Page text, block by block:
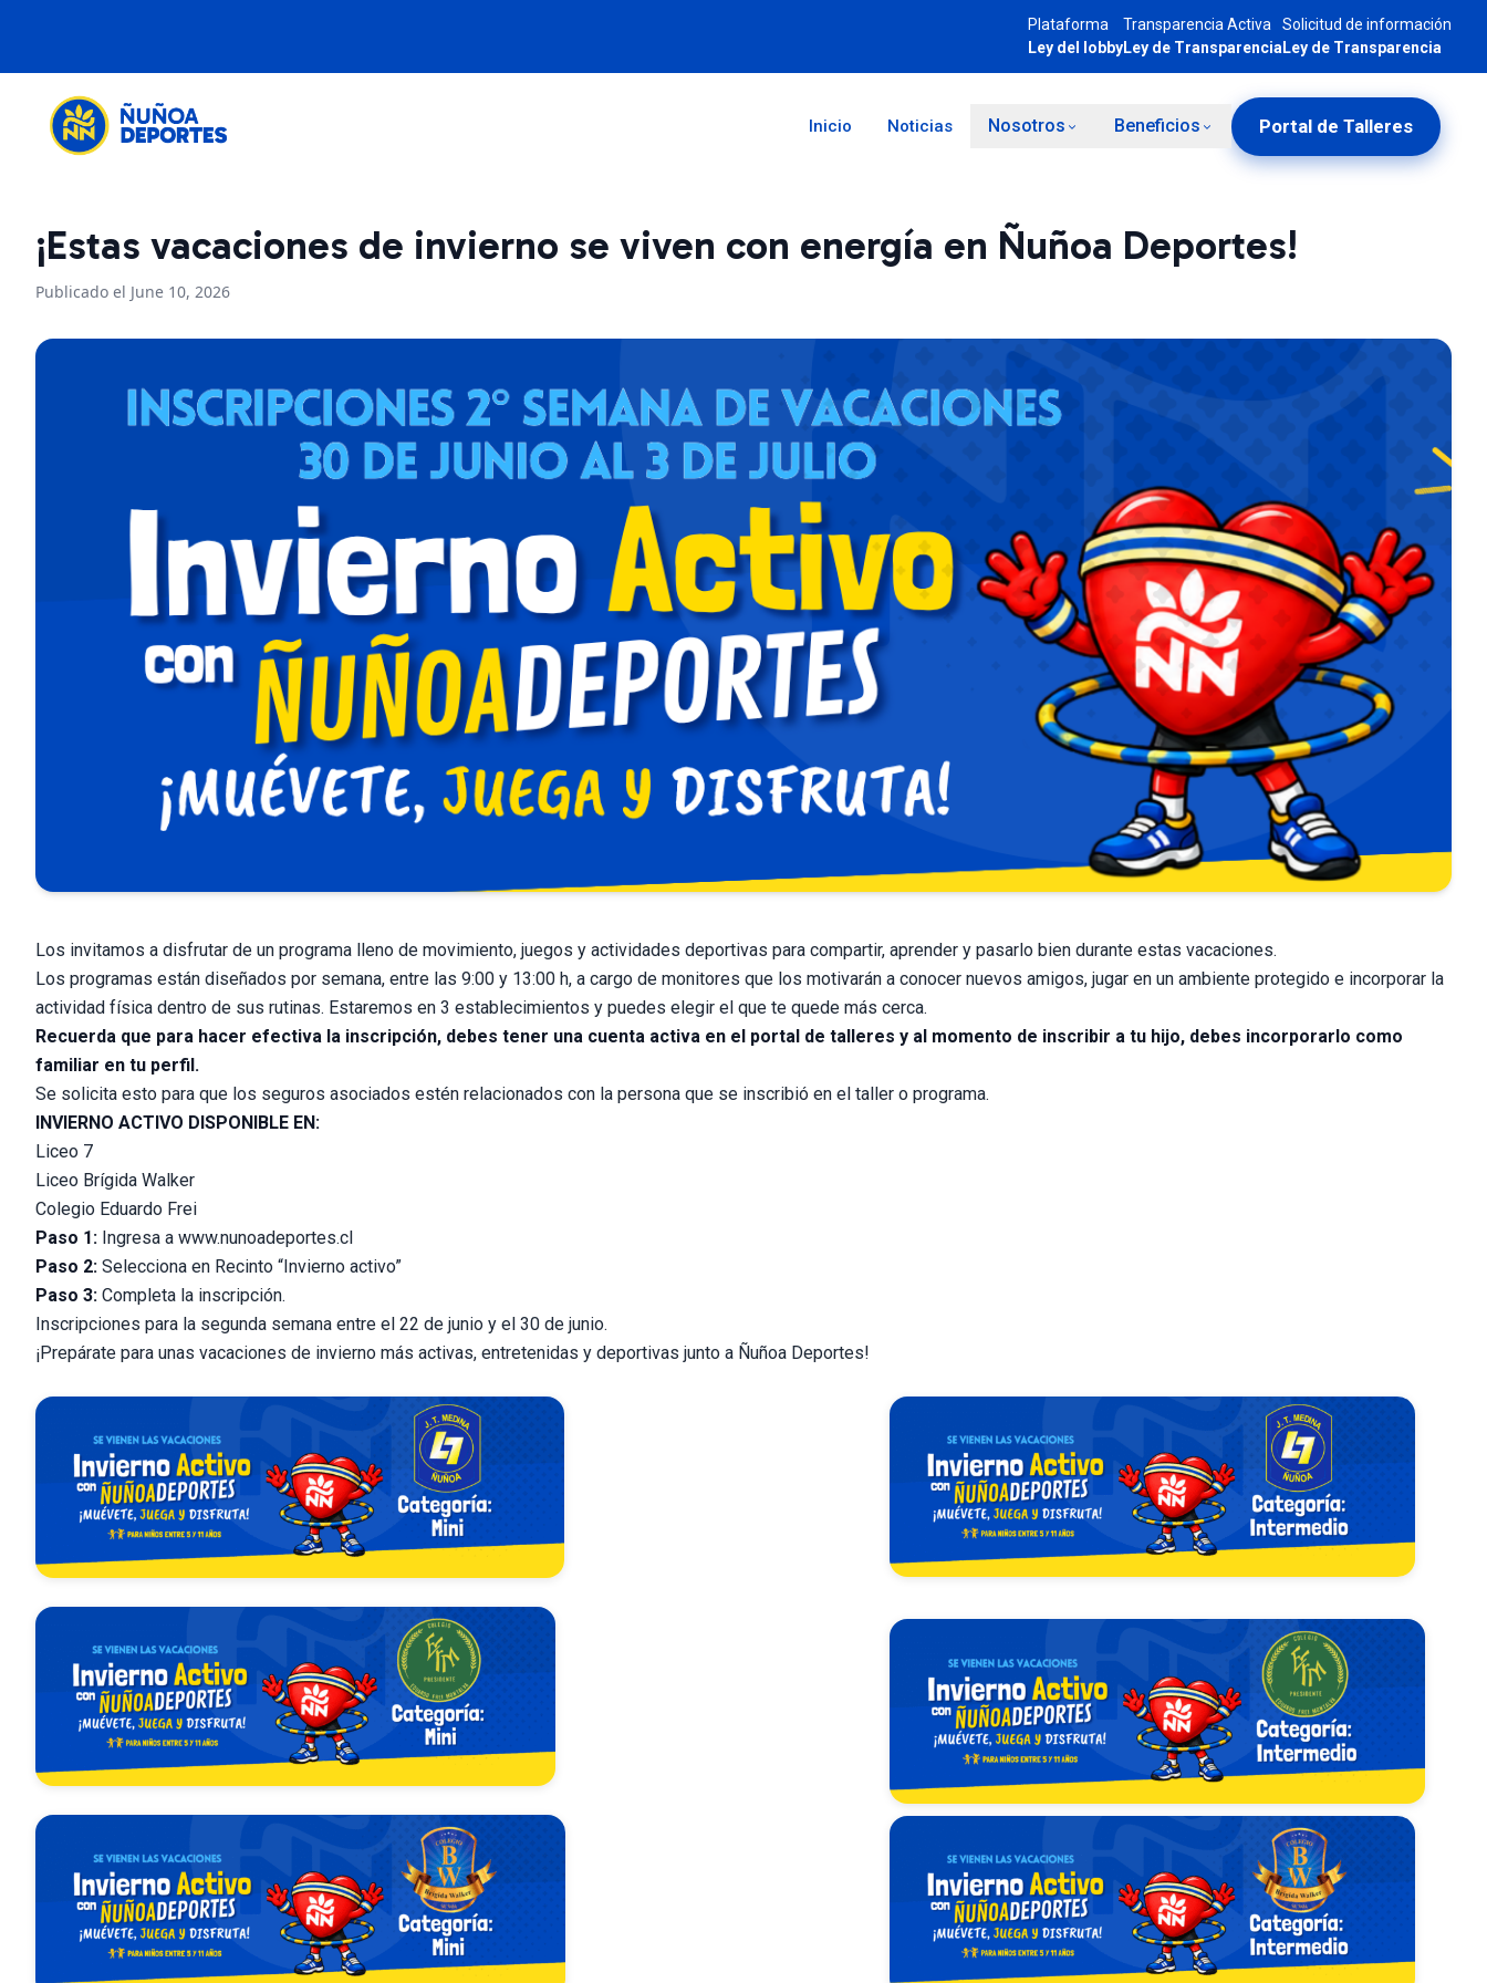
Plataforma
Ley del lobby
Transparencia Activa
Ley de Transparencia
Solicitud de información
Ley de Transparencia
Inicio Noticias Nosotros Beneficios Portal de Talleres
¡Estas vacaciones de invierno se viven con energía en Ñuñoa Deportes!
Publicado el June 10, 2026
Los invitamos a disfrutar de un programa lleno de movimiento, juegos y actividades deportivas para compartir, aprender y pasarlo bien durante estas vacaciones.
Los programas están diseñados por semana, entre las 9:00 y 13:00 h, a cargo de monitores que los motivarán a conocer nuevos amigos, jugar en un ambiente protegido e incorporar la
actividad física dentro de sus rutinas. Estaremos en 3 establecimientos y puedes elegir el que te quede más cerca.
Recuerda que para hacer efectiva la inscripción, debes tener una cuenta activa en el portal de talleres y al momento de inscribir a tu hijo, debes incorporarlo como
familiar en tu perfil.
Se solicita esto para que los seguros asociados estén relacionados con la persona que se inscribió en el taller o programa.
INVIERNO ACTIVO DISPONIBLE EN:
Liceo 7
Liceo Brígida Walker
Colegio Eduardo Frei
Paso 1: Ingresa a www.nunoadeportes.cl
Paso 2: Selecciona en Recinto “Invierno activo”
Paso 3: Completa la inscripción.
Inscripciones para la segunda semana entre el 22 de junio y el 30 de junio.
¡Prepárate para unas vacaciones de invierno más activas, entretenidas y deportivas junto a Ñuñoa Deportes!